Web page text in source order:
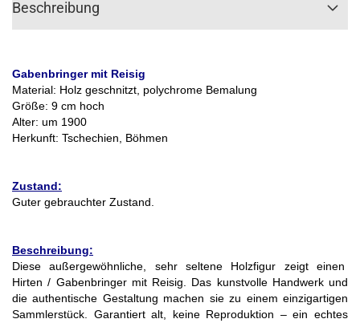
Beschreibung
Gabenbringer mit Reisig
Material: Holz geschnitzt, polychrome Bemalung
Größe: 9 cm hoch
Alter: um 1900
Herkunft: Tschechien, Böhmen
Zustand:
Guter gebrauchter Zustand.
Beschreibung:
Diese außergewöhnliche, sehr seltene Holzfigur zeigt einen
Hirten / Gabenbringer mit Reisig. Das kunstvolle Handwerk und
die authentische Gestaltung machen sie zu einem einzigartigen
Sammlerstück. Garantiert alt, keine Reproduktion – ein echtes